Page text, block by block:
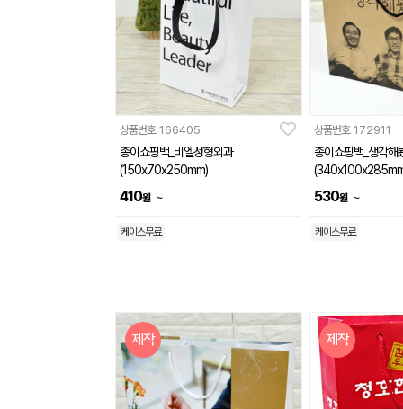
상품번호 166405
종이쇼핑백_비엘성형외과
(150x70x250mm)
410원 ~
케이스무료
상품번호 172911
종이쇼핑백_생각해
530원 ~
케이스무료
제작 제작